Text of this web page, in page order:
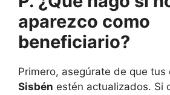
aparezco como
beneficiario?
Primero, asegúrate de que tus
Sisbén estén actualizados. Si